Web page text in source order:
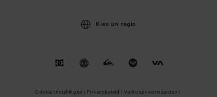
Kies uw regio
Cookie-instellingen | Privacybeleid | Verkoopvoorwaarden |